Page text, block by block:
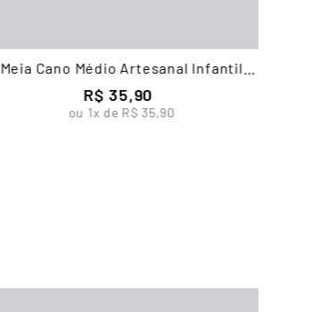
Meia Cano Médio Artesanal Infantil
Feminina Lupo
R$ 35,90
ou 1x de R$ 35,90